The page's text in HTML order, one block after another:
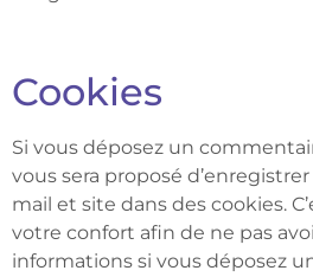
Cookies
Si vous déposez un
vous sera proposé
mail et site dans des cookies.
votre confort afin de ne pas
informations si vous déposez